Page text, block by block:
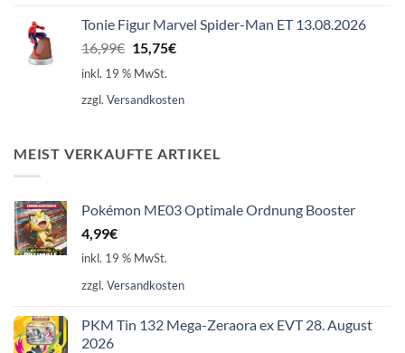
Tonie Figur Marvel Spider-Man ET 13.08.2026
16,99€ Ursprünglicher
Preis
16,99€
15,75€Aktueller
15,75€.
inkl. 19 % MwSt.
zzgl. Versandkosten
MEIST VERKAUFTE ARTIKEL
Pokémon ME03 Optimale Ordnung Booster
4,99€
inkl. 19 % MwSt.
zzgl. Versandkosten
PKM Tin 132 Mega-Zeraora ex EVT 28. August
2026